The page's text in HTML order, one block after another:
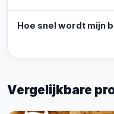
Hoe snel wordt mijn
Vergelijkbare